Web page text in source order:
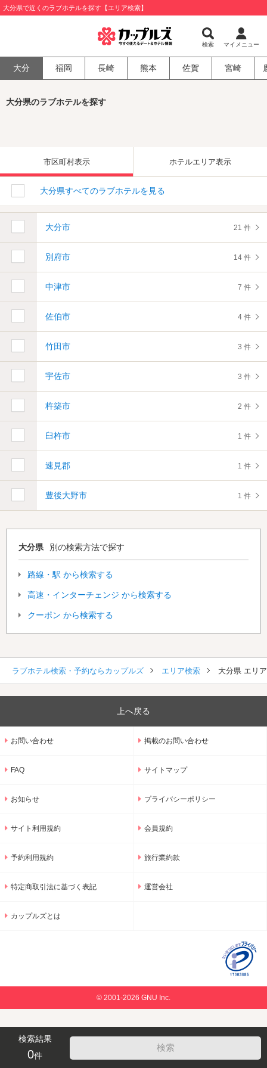
大分県で近くのラブホテルを探す【エリア検索】
検索 マイメニュー
大分 福岡 長崎 熊本 佐賀 宮崎
大分県のラブホテルを探す
市区町村表示 ホテルエリア表示
大分県すべてのラブホテルを見る
大分市 21 件
別府市 14 件
中津市 7 件
佐伯市 4 件
竹田市 3 件
宇佐市 3 件
杵築市 2 件
臼杵市 1 件
速見郡 1 件
豊後大野市 1 件
大分県 別の検索方法で探す
路線・駅 から検索する
高速・インターチェンジ から検索する
クーポン から検索する
検索結果
0件
ラブホテル検索・予約ならカップルズ エリア検索 大分県 エリ
上へ戻る
お問い合わせ 掲載のお問い合わせ
FAQ サイトマップ
お知らせ プライバシーポリシー
サイト利用規約 会員規約
予約利用規約 旅行業約款
特定商取引法に基づく表記 運営会社
カップルズとは
© 2001-2026 GNU Inc.